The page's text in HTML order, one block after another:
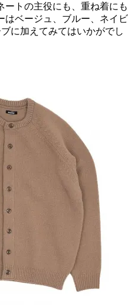
ートの主役にも、重ね着にも
はベージュ、ブルー、ネイビ
に加えてみてはいかがでし